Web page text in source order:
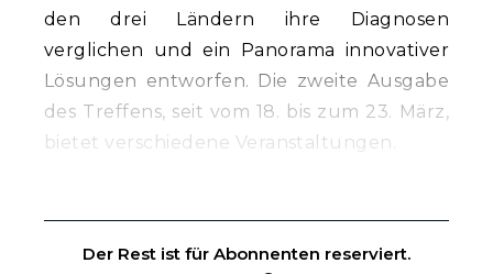
den drei Ländern ihre Diagnosen
verglichen und ein Panorama innovativer
Lösungen entworfen. Die zweite Ausgabe
des Treffens, seit vom 18. bis zum 23. März,
bietet verschiedene Veranstaltungen.
Der Rest ist für Abonnenten reserviert.